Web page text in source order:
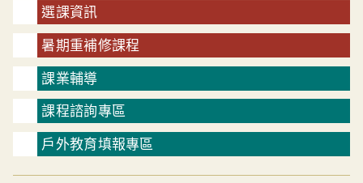
選課資訊
暑期重補修課程
課業輔導
課程諮詢專區
戶外教育填報專區